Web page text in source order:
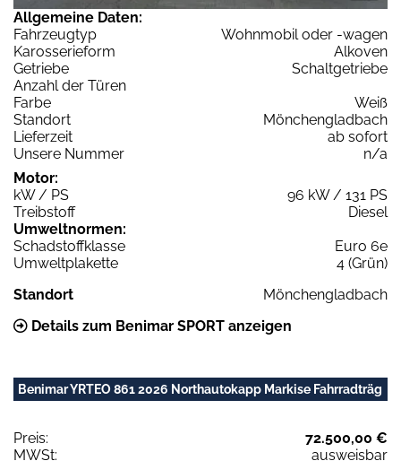
Allgemeine Daten:
Fahrzeugtyp
Wohnmobil oder -wagen
Karosserieform
Alkoven
Getriebe
Schaltgetriebe
Anzahl der Türen
Farbe
Weiß
Standort
Mönchengladbach
Lieferzeit
ab sofort
Unsere Nummer
n/a
Motor:
kW / PS
96 kW / 131 PS
Treibstoff
Diesel
Umweltnormen:
Schadstoffklasse
Euro 6e
Umweltplakette
4 (Grün)
Standort
Mönchengladbach
Details zum Benimar SPORT anzeigen
Benimar YRTEO 861 2026 Northautokapp Markise Fahrradträg
Preis:
72.500,00 €
MWSt:
ausweisbar